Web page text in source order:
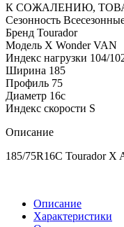
К СОЖАЛЕНИЮ,
Сезонность
Бренд Tourador
Модель X Wonder VAN
Индекс нагрузки 104/
Ширина 185
Профиль 75
Диаметр 16c
Индекс скорости S
Описание
185/75R16C Tourador X
Описание
Характеристики